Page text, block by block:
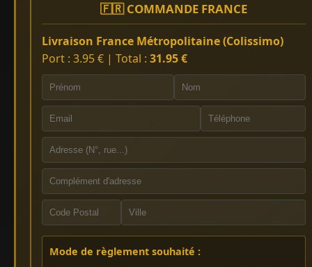
🇫🇷 COMMANDE FRANCE
Livraison France Métropolitaine (Colissimo)
Port : 3.95 € | Total : 31.95 €
Mode de règlement souhaité :